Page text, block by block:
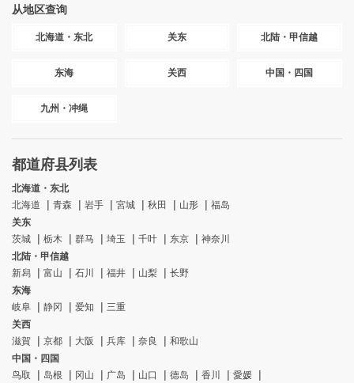
从地区查询
北海道・东北 关东 北陆・甲信越
东海 关西 中国・四国
九州・冲绳
都道府县列表
北海道・东北
北海道
青森 岩手 宮城 秋田 山形
福岛
关东
茨城
栃木 群马 埼玉 千叶 东京
神奈川
北陆・甲信越
新舄
富山 石川 福井 山梨
长野
东海
岐阜
静冈 爱知
三重
关西
滋賀
京都 大阪 兵库 奈良
和歌山
中国・四国
鸟取
岛根 冈山 广岛 山口 德岛 香川
愛媛